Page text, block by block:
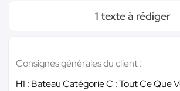
1 texte à rédiger
Consignes générales du client :
H1 : Bateau Catégorie C : Tout Ce Que